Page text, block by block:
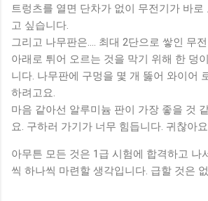
트렁츠를 열면 단차가 없이 무전기가 바로
고 싶습니다.
그리고 나무판은.... 최대 2단으로 쌓인 무
아래로 튀어 오르는 것을 막기 위해 한 덩
니다. 나무판에 구멍을 몇 개 뚫어 와이어
하려고요.
마음 같아선 알루미늄 판이 가장 좋을 것
요. 구하러 가기가 너무 힘듭니다. 귀찮아
아무튼 모든 것은 1급 시험에 합격하고 나
씩 하나씩 마련할 생각입니다. 급할 것은